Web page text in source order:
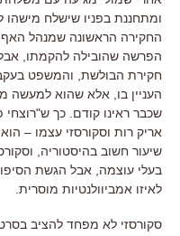
ומתחננת בפניו שישלח
החקירה הראשונה שמנהל האף
הפרשה שהובילה להקמתו
חקירת הבולשת והמשפט
העניין בו
אלא שהוא למעשה
שכבר ראינו קודם כך ש"רוצחי
אריק רות וסקורסזי עצמו –
שיעור חשוב בהיסטוריה
בעלי עוצמה
אבל הגשת
לאיזו אמביוולנטיות מוסרית
סקורסזי לא מפחד להציב